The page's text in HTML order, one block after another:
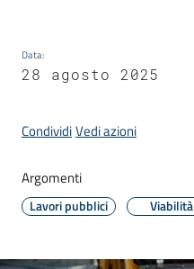
Tutti
Seguici
su
Data:
28 agosto 2025
CondividiVedi azioni
Argomenti
Lavori pubblici Viabilità